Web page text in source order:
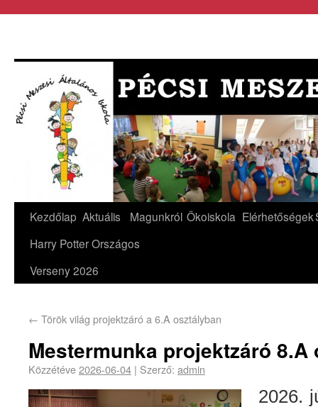
Kezdőlap Aktuális Magunkról Ökoiskola Elérhetőségek
Harry Potter Országos
Verseny 2026
← Török világ projektzáró a 6.A osztályban
Mestermunka projektzáró 8.A
Közzétéve2026-06-04 | Szerző: admin
2026.